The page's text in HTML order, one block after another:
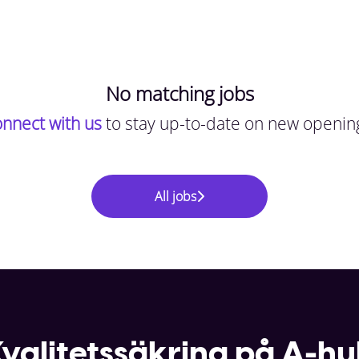
No matching jobs
with usto stay up-to-date on new
All jobs